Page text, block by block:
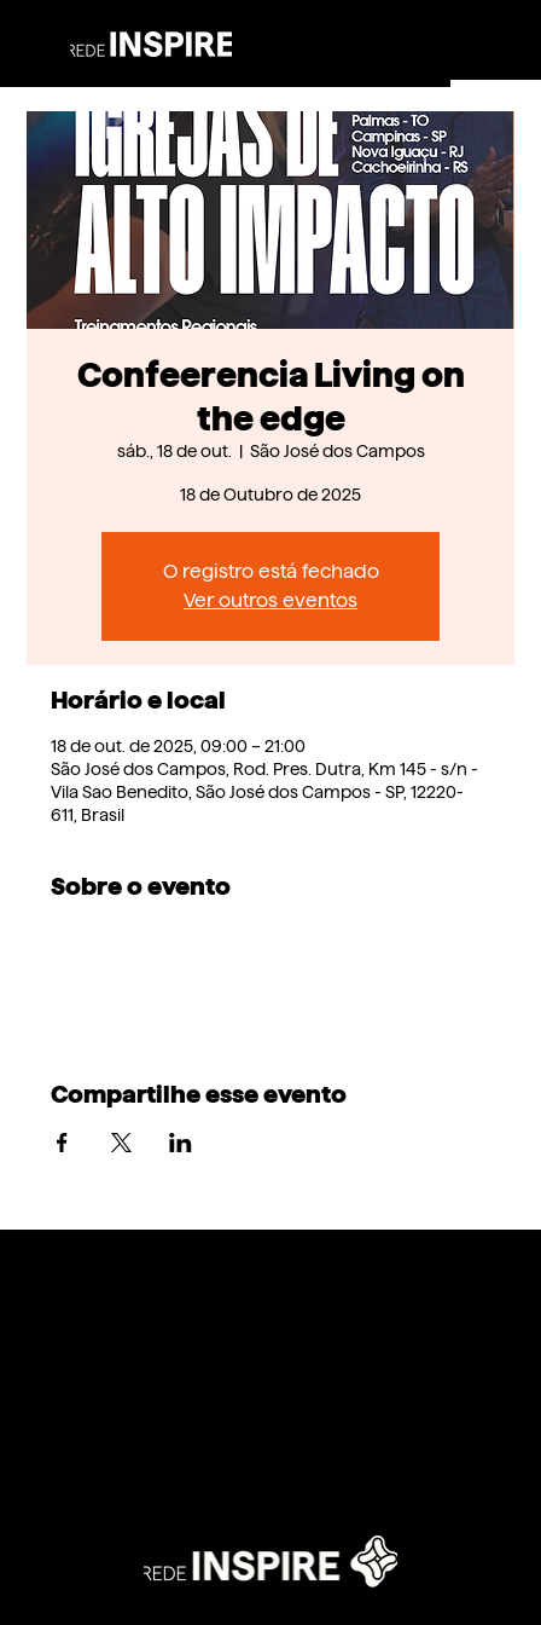
Confeerencia Living on
the edge
sáb., 18 de out.
  |
São José dos Campos
18 de Outubro de 2025
O registro está fechado
Ver outros eventos
Horário e local
18 de out. de 2025, 09:00 – 21:00
São José dos Campos, Rod. Pres. Dutra, Km 145 - s/n -
Vila Sao Benedito, São José dos Campos - SP, 12220-
611, Brasil
Sobre o evento
Compartilhe esse evento